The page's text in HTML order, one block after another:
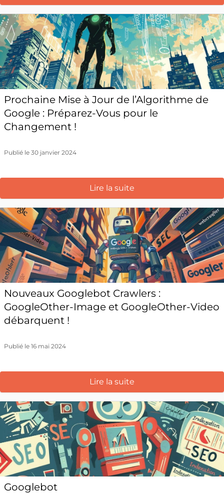
Prochaine Mise à Jour de l’Algorithme de
Google : Préparez-Vous pour le
Changement !
Publié le 30 janvier 2024
Lire la suite
Nouveaux Googlebot Crawlers :
GoogleOther-Image et GoogleOther-Video
débarquent !
Publié le 16 mai 2024
Lire la suite
Googlebot